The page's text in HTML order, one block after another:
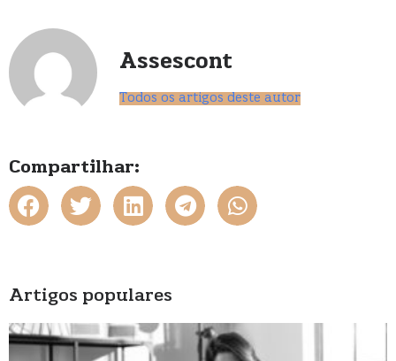
Assescont
Todos os artigos deste autor
Compartilhar:
Artigos populares